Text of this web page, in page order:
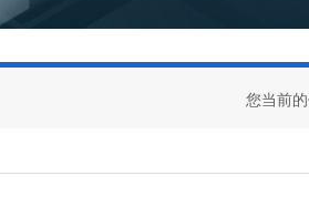
您当前